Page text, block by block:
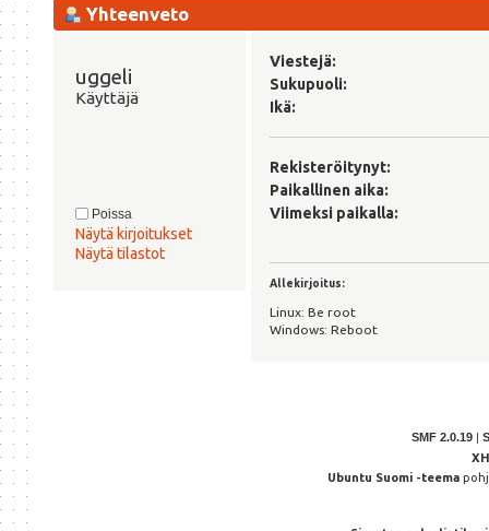
Yhteenveto
uggeli
Käyttäjä
Poissa
Näytä kirjoitukset
Näytä tilastot
Viestejä:
Sukupuoli:
Ikä:
Rekisteröitynyt:
Paikallinen aika:
Viimeksi paikalla:
Allekirjoitus:
Linux: Be root
Windows: Reboot
SMF 2.0.19
Ubuntu Suomi -teema